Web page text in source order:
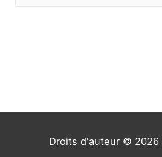
Droits d'auteur © 2026